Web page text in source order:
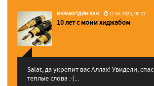
ИКРАМУТДИН ХАН 17.04.2025, 00:27
10 лет с моим хиджабом
Salat, да укрепит вас Аллаx! Увидели,
теплые слова :-)...